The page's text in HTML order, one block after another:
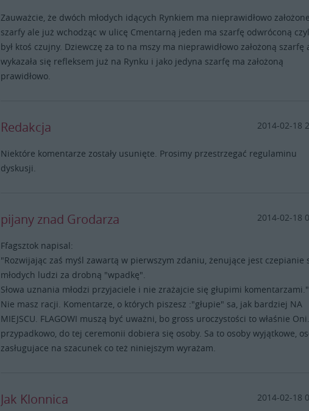
Zauważcie, że dwóch młodych idących Rynkiem ma nieprawidłowo założone
szarfy ale już wchodząc w ulicę Cmentarną jeden ma szarfę odwróconą
był ktoś czujny. Dziewczę za to na mszy ma nieprawidłowo założoną szarfę
wykazała się refleksem już na Rynku i jako jedyna szarfę ma założoną
prawidłowo.
Redakcja 2014-02-18
Niektóre komentarze zostały usunięte. Prosimy przestrzegać regulaminu
dyskusji.
pijany znad Grodarza 2014-02-18
Ffagsztok napisal:
"Rozwijając zaś myśl zawartą w pierwszym zdaniu, żenujące jest czepianie
młodych ludzi za drobną "wpadkę".
Słowa uznania młodzi przyjaciele i nie zrażajcie się głupimi komentarzami."
Nie masz racji. Komentarze, o których piszesz :"głupie" sa, jak bardziej NA
MIEJSCU. FLAGOWI muszą być uważni, bo gross uroczystości to właśnie
przypadkowo, do tej ceremonii dobiera się osoby. Sa to osoby wyjątkowe,
zasługujace na szacunek co też niniejszym wyrażam.
Jak Klonnica 2014-02-18